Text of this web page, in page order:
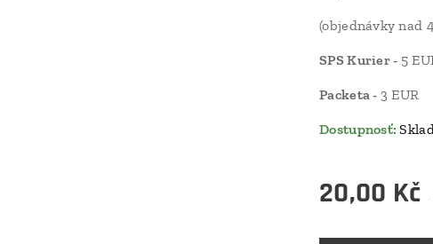
(objednávky nad
SPS Kurier - 5
Packeta - 3 EUR
Dostupnosť:
20,00 Kč